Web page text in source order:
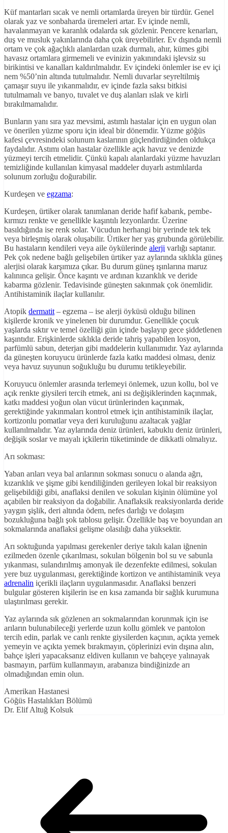
Küf mantarları sıcak ve nemli ortamlarda üreyen bir türdür. Genel
olarak yaz ve sonbaharda üremeleri artar. Ev içinde nemli,
havalanmayan ve karanlık odalarda sık gözlenir. Pencere kenarları,
duş ve musluk yakınlarında daha çok üreyebilirler. Ev dışında nemli
ortam ve çok ağaçlıklı alanlardan uzak durmalı, ahır, kümes gibi
havasız ortamlara girmemeli ve evinizin yakınındaki işlevsiz su
birikintisi ve kanalları kaldırılmalıdır. Ev içindeki önlemler ise ev içi
nem %50’nin altında tutulmalıdır. Nemli duvarlar seyreltilmiş
çamaşır suyu ile yıkanmalıdır, ev içinde fazla saksı bitkisi
tutulmamalı ve banyo, tuvalet ve duş alanları ıslak ve kirli
bırakılmamalıdır.
Bunların yanı sıra yaz mevsimi, astımlı hastalar için en uygun olan
ve önerilen yüzme sporu için ideal bir dönemdir. Yüzme göğüs
kafesi çevresindeki solunum kaslarının güçlendirdiğinden oldukça
faydalıdır. Astımı olan hastalar özellikle açık havuz ve denizde
yüzmeyi tercih etmelidir. Çünkü kapalı alanlardaki yüzme havuzları
temizliğinde kullanılan kimyasal maddeler duyarlı astımlılarda
solunum zorluğu doğurabilir.
Kurdeşen ve egzama:
Kurdeşen, ürtiker olarak tanımlanan deride hafif kabarık, pembe-
kırmızı renkte ve genellikle kaşıntılı lezyonlardır. Üzerine
basıldığında ise renk solar. Vücudun herhangi bir yerinde tek tek
veya birleşmiş olarak oluşabilir. Ürtiker her yaş grubunda görülebilir.
Bu hastaların kendileri veya aile öykülerinde alerji varlığı saptanır.
Pek çok nedene bağlı gelişebilen ürtiker yaz aylarında sıklıkla güneş
alerjisi olarak karşımıza çıkar. Bu durum güneş ışınlarına maruz
kalınınca gelişir. Önce kaşıntı ve ardınan kızarıklık ve deride
kabarma gözlenir. Tedavisinde güneşten sakınmak çok önemlidir.
Antihistaminik ilaçlar kullanılır.
Atopik dermatit – egzema – ise alerji öyküsü olduğu bilinen
kişilerde kronik ve yinelenen bir durumdur. Genellikle çocuk
yaşlarda sıktır ve temel özelliği gün içinde başlayıp gece şiddetlenen
kaşıntıdır. Erişkinlerde sıklıkla deride tahriş yapabilen losyon,
parfümlü sabun, deterjan gibi maddelerin kullanımıdır. Yaz aylarında
da güneşten koruyucu ürünlerde fazla katkı maddesi olması, deniz
veya havuz suyunun soğukluğu bu durumu tetikleyebilir.
Koruyucu önlemler arasında terlemeyi önlemek, uzun kollu, bol ve
açık renkte giysileri tercih etmek, ani ısı değişiklerinden kaçınmak,
katkı maddesi yoğun olan vücut ürünlerinden kaçınmak,
gerektiğinde yakınmaları kontrol etmek için antihistaminik ilaçlar,
kortizonlu pomatlar veya deri kuruluğunu azaltacak yağlar
kullanılmalıdır. Yaz aylarında deniz ürünleri, kabuklu deniz ürünleri,
değişik soslar ve mayalı içkilerin tüketiminde de dikkatli olmalıyız.
Arı sokması:
Yaban arıları veya bal arılarının sokması sonucu o alanda ağrı,
kızarıklık ve şişme gibi kendiliğinden gerileyen lokal bir reaksiyon
gelişebildiği gibi, anaflaksi denilen ve sokulan kişinin ölümüne yol
açabilen bir reaksiyon da doğabilir. Anaflaksik reaksiyonlarda deride
yaygın şişlik, deri altında ödem, nefes darlığı ve dolaşım
bozukluğuna bağlı şok tablosu gelişir. Özellikle baş ve boyundan arı
sokmalarında anaflaksi gelişme olasılığı daha yüksektir.
Arı soktuğunda yapılması gerekenler deriye takılı kalan iğnenin
ezilmeden özenle çıkarılması, sokulan bölgenin bol su ve sabunla
yıkanması, sulandırılmış amonyak ile dezenfekte edilmesi, sokulan
yere buz uygulanması, gerektiğinde kortizon ve antihistaminik veya
adrenalin içerikli ilaçların uygulanmasıdır. Anaflaksi benzeri
bulgular gösteren kişilerin ise en kısa zamanda bir sağlık kurumuna
ulaştırılması gerekir.
Yaz aylarında sık gözlenen arı sokmalarından korunmak için ise
arıların bulunabileceği yerlerde uzun kollu gömlek ve pantolon
tercih edin, parlak ve canlı renkte giysilerden kaçının, açıkta yemek
yemeyin ve açıkta yemek bırakmayın, çöplerinizi evin dışına alın,
bahçe işleri yapacaksanız eldiven kullanın ve bahçeye yalınayak
basmayın, parfüm kullanmayın, arabanıza bindiğinizde arı
olmadığından emin olun.
Amerikan Hastanesi
Göğüs Hastalıkları Bölümü
Dr. Elif Altuğ Kolsuk